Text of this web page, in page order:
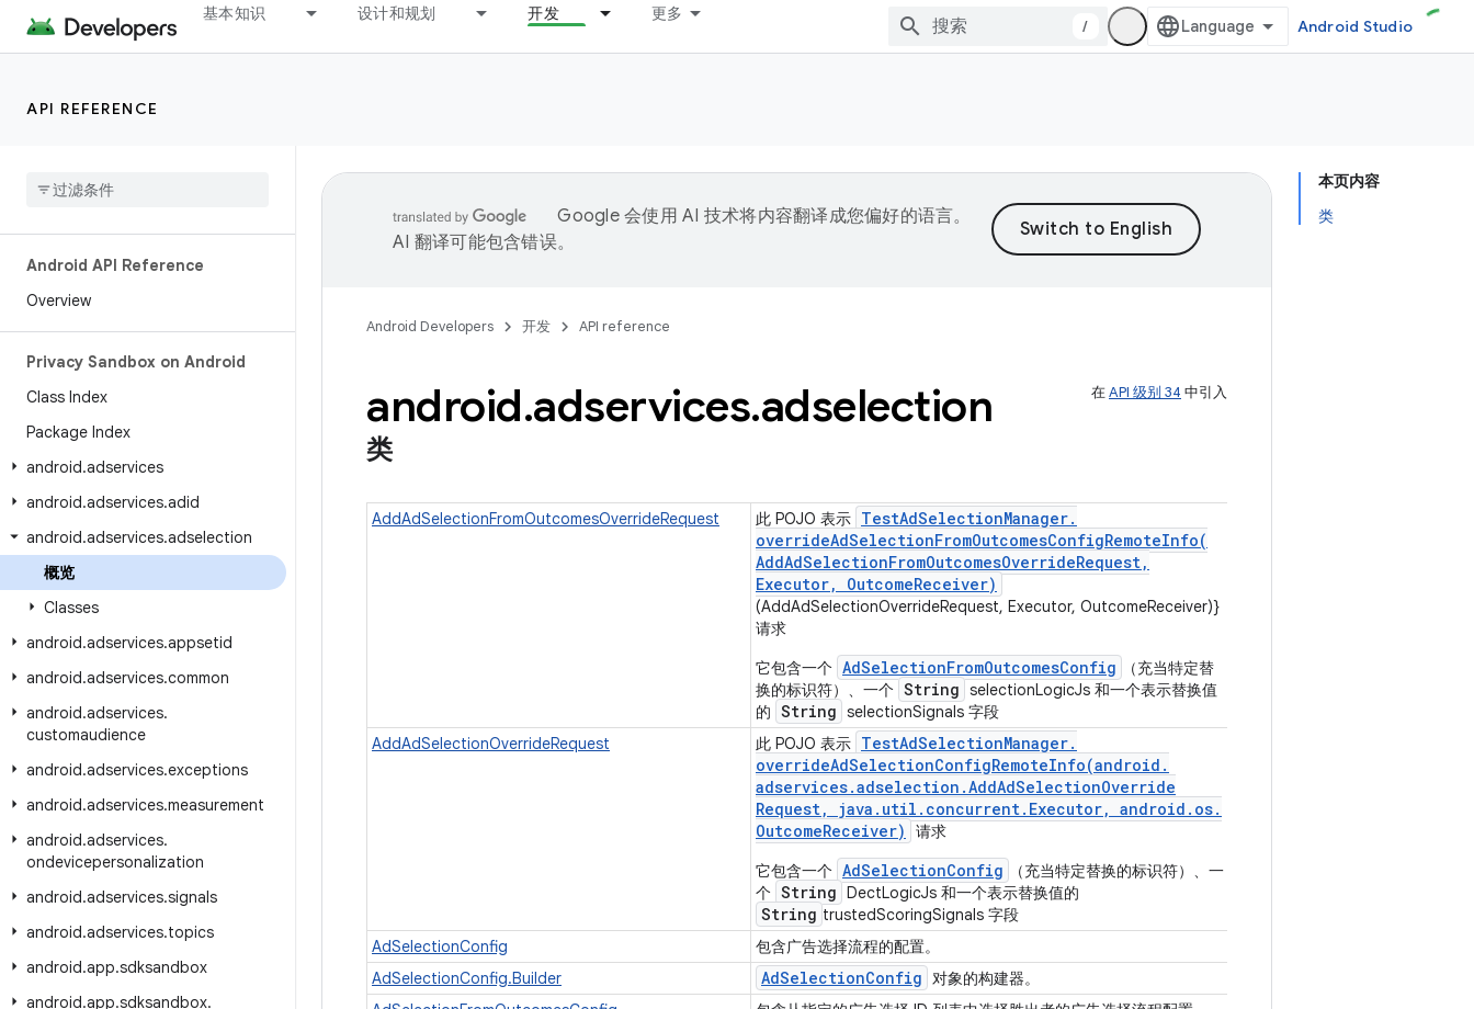
基本知识 设计和规划 开发 更多
/ Android Studio
API REFERENCE
Android API Reference
Overview
Privacy Sandbox on Android
Class Index
Package Index
android.adservices
android.adservices.adid
android.adservices.adselection
概览
Classes
android.adservices.appsetid
android.adservices.common
android.adservices.
customaudience
android.adservices.exceptions
android.adservices.measurement
android.adservices.
ondevicepersonalization
android.adservices.signals
android.adservices.topics
android.app.sdksandbox
android.app.sdksandbox.
本页内容
类
Google 会使用 AI 技术将内容翻译成您偏好的语言。
AI 翻译可能包含错误。
Android Developers 开发 API reference
在API 级别 34 中引入
android.adservices.adselection
类
AddAdSelectionFromOutcomesOverrideRequest 此 POJO 表示 TestAdSelectionManager.
overrideAdSelectionFromOutcomesConfigRemoteInfo(
AddAdSelectionFromOutcomesOverrideRequest,
Executor, OutcomeReceiver)
(AddAdSelectionOverrideRequest, Executor, OutcomeReceiver)}
请求
它包含一个 AdSelectionFromOutcomesConfig
（充当特定替
换的标识符）、一个 String selectionLogicJs 和一个表示替换值
的 String selectionSignals 字段
AddAdSelectionOverrideRequest
此 POJO 表示 TestAdSelectionManager.
overrideAdSelectionConfigRemoteInfo(android .
adservices.adselection .AddAdSelectionOverride
Request, java . util . concurrent. Executor, android . os.
OutcomeReceiver)
请求
它包含一个 AdSelectionConfig
（充当特定替换的标识符）、一
个 String DectLogicJs 和一个表示替换值的
String trustedScoringSignals 字段
AdSelectionConfig
包含广告选择流程的配置。
AdSelectionConfig.Builder
AdSelectionConfig 对象的构建器。